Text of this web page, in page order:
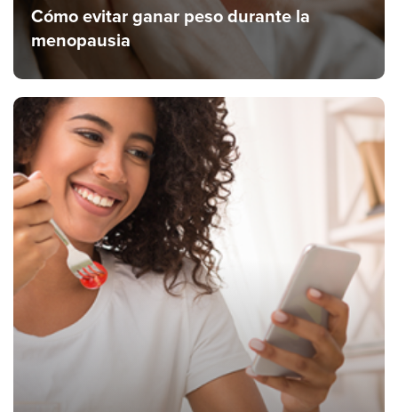
Cómo evitar ganar peso durante la
menopausia